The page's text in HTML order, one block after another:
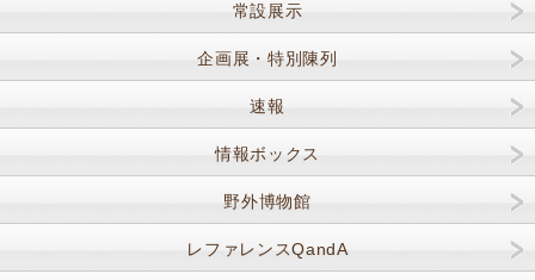
常設展示
企画展・特別陳列
速報
情報ボックス
野外博物館
レファレンスQandA